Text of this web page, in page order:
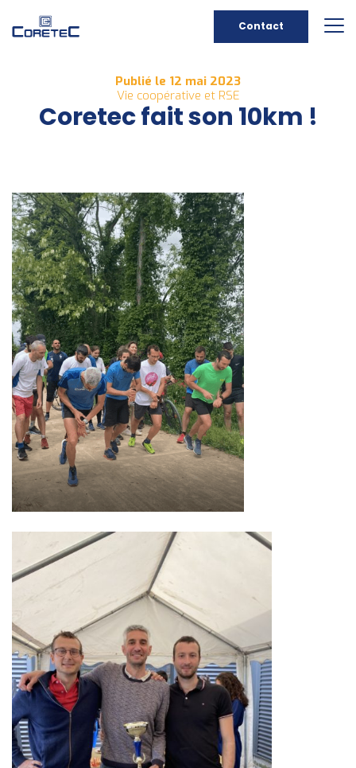
Contact
Publié le 12 mai 2023
Vie coopérative et RSE
Coretec fait son 10km !